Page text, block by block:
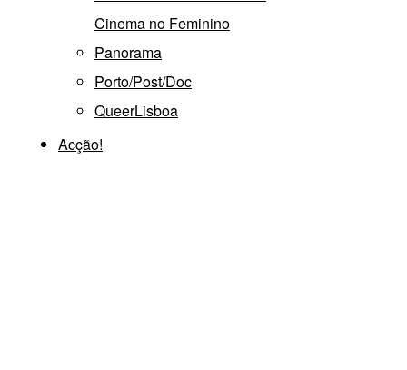
Cinema no Feminino
Panorama
Porto/Post/Doc
QueerLisboa
Acção!